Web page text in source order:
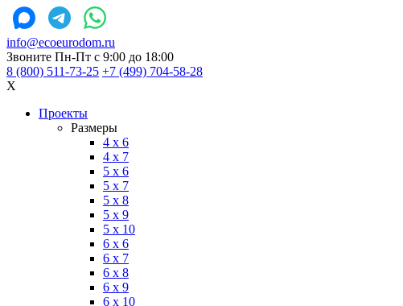
info@ecoeurodom.ru
Звоните Пн-Пт с 9:00 до 18:00
8 (800) 511-73-25 +7 (499) 704-58-28
X
Проекты
Размеры
4 x 6
4 x 7
5 x 6
5 x 7
5 x 8
5 x 9
5 x 10
6 x 6
6 x 7
6 x 8
6 x 9
6 x 10